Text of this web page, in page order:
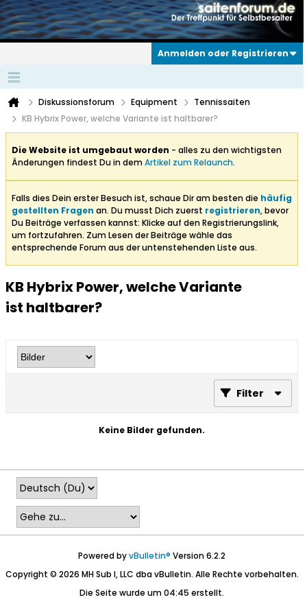
Anmelden oder Registrieren
Diskussionsforum Equipment
Tennissaiten
KB Hybrix Power, welche Variante ist haltbarer?
Die Website ist umgebaut worden - alles zu den wichtigsten
Änderungen findest Du in demArtikel zum Relaunch.
Falls dies Dein erster Besuch ist, schaue Dir am besten die häufig
gestellten Fragen an. Du musst Dich zuerst registrieren, bevor
Du Beiträge verfassen kannst: Klicke auf den Registrierungslink,
um fortzufahren. Zum Lesen der Beiträge wähle das
entsprechende Forum aus der untenstehenden Liste aus.
KB Hybrix Power, welche Variante
ist haltbarer?
Filter
Keine Bilder gefunden.
Powered byvBulletin® Version 6.2.2
Copyright © 2026 MH Sub I, LLC dba vBulletin. Alle Rechte vorbehalten.
Die Seite wurde um 04:45 erstellt.